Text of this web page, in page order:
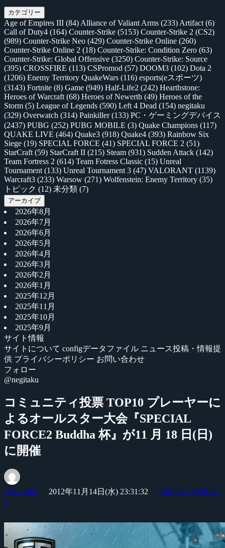
カテゴリー
Age of Empires III (84) Alliance of Valiant Arms (233) Artifact (6)
Call of Duty4 (164) Counter-Strike (5153) Counter-Strike 2 (CS2)
(989) Counter-Strike Neo (429) Counter-Strike Online (260)
Counter-Strike Online 2 (18) Counter-Strike: Condition Zero (63)
Counter-Strike: Global Offensive (3250) Counter-Strike: Source
(395) CROSSFIRE (113) CSPromod (57) DOOM3 (102) Dota 2
(1206) Enemy Territory QuakeWars (116) esports(eスポーツ)
(3143) Fortnite (8) Game (949) Half-Life2 (242) Hearthstone:
Heroes of Warcraft (68) Heroes of Newerth (49) Heroes of the
Storm (5) League of Legends (590) Left 4 Dead (154) negitaku
(329) Overwatch (314) Painkiller(133) PC・ゲーミングデバイス
(2437) PUBG (252) PUBG MOBILE (3) Quake Champions (117)
QUAKE LIVE (464) Quake3 (918) Quake4 (393) Rainbow Six
Siege (19) SPECIAL FORCE (41) SPECIAL FORCE 2 (51)
StarCraft (59) StarCraft II (215) Steam (931) Sudden Attack (142)
Team Fortress 2 (614) Team Fotress Classic (15) Unreal
Tournament (133) Unreal Tournament 3 (47) VALORANT (1139)
Warcraft3 (233) Warsow (271) Wolfenstein: Enemy Territory (35)
トピック (12) 未分類 (7)
アーカイブ
2026年8月
2026年7月
2026年6月
2026年5月
2026年4月
2026年3月
2026年2月
2026年1月
2025年12月
2025年11月
2025年10月
2025年9月
サイト情報
サイトについて configデータファイル ニュース投稿・情報提
供 プライバシーポリシー お問い合わせ
フォロー
@negitaku
コミュニティ投票 TOP10 プレーヤーに
よるオールスター大会『SPECIAL
FORCE2 Buddha 杯』が11 月 18 日(日)
に開催
LIA-Little 2012年11月14日(水) 23:31:32
SPECIAL FORCE
2